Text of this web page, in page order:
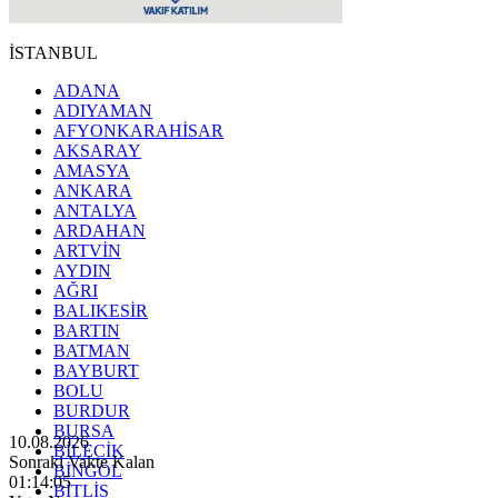
İSTANBUL
ADANA
ADIYAMAN
AFYONKARAHİSAR
AKSARAY
AMASYA
ANKARA
ANTALYA
ARDAHAN
ARTVİN
AYDIN
AĞRI
BALIKESİR
BARTIN
BATMAN
BAYBURT
BOLU
BURDUR
BURSA
BİLECİK
BİNGÖL
BİTLİS
10.08.2026
Sonraki Vakte Kalan
01:14:03